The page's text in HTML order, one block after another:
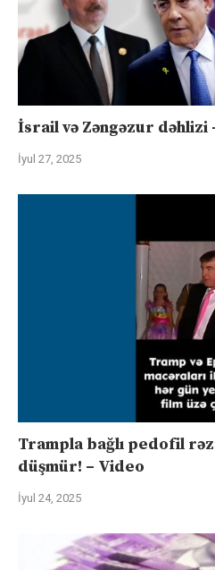
İsrail və Zəngəzur dəhlizi
İyul 27, 2025
Trampla bağlı pedofil
düşmür! – Video
İyul 24, 2025